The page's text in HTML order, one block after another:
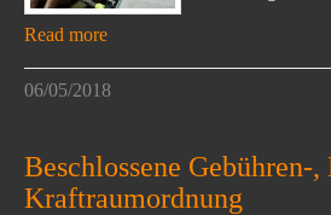
Read more
06/05/2018
Beschlossene Gebühren-,
Kraftraumordnung